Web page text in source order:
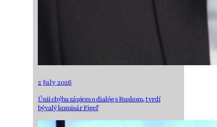
2 July 2026
Únii chýba záujem o dialóg s Ruskom, tvrdí
bývalý komisár Figeľ